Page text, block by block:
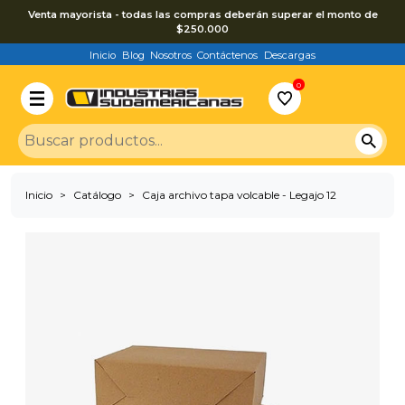
Venta mayorista - todas las compras deberán superar el monto de
$250.000
Inicio Blog Nosotros Contáctenos Descargas
0
Inicio Catálogo Caja archivo tapa volcable - Legajo 12